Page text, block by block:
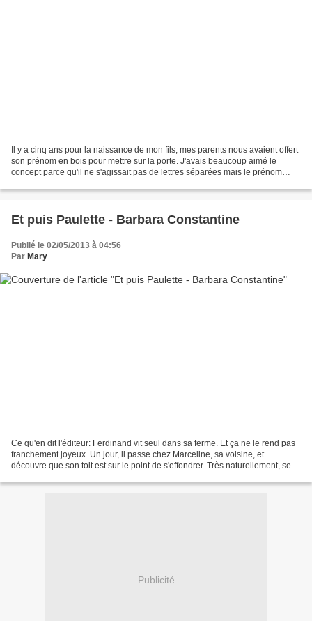
Il y a cinq ans pour la naissance de mon fils, mes parents nous avaient offert
son prénom en bois pour mettre sur la porte. J'avais beaucoup aimé le
concept parce qu'il ne s'agissait pas de lettres séparées mais le prénom
Et puis Paulette - Barbara Constantine
Publié le 02/05/2013 à 04:56
Par Mary
Ce qu'en dit l'éditeur: Ferdinand vit seul dans sa ferme. Et ça ne le rend pas
franchement joyeux. Un jour, il passe chez Marceline, sa voisine, et
découvre que son toit est sur le point de s'effondrer. Très naturellement, ses
Publicité